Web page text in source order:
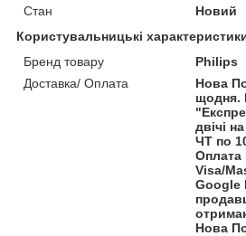
Стан
Новий
Користувальницькі
Бренд товару
Philips
Доставка/ Оплата
Нова
щодня.
двічі
ЧТ по
Оплата
Visa/
Google
Нова